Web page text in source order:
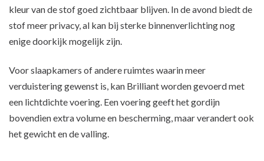
kleur van de stof goed zichtbaar blijven. In de avond biedt de
stof meer privacy, al kan bij sterke binnenverlichting nog
enige doorkijk mogelijk zijn.
Voor slaapkamers of andere ruimtes waarin meer
verduistering gewenst is, kan Brilliant worden gevoerd met
een lichtdichte voering. Een voering geeft het gordijn
bovendien extra volume en bescherming, maar verandert ook
het gewicht en de valling.